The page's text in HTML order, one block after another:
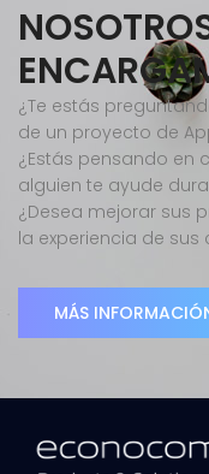
¿Te estás
de un proyecto de
¿Estás pensando en
alguien te ayude
¿Desea mejorar sus
la experiencia de sus
MÁS